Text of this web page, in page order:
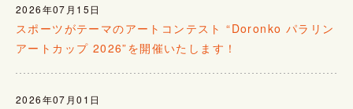
2026年07月15日
スポーツがテーマのアートコンテスト “Doronko パラリン
アートカップ 2026”を開催いたします！
2026年07月01日